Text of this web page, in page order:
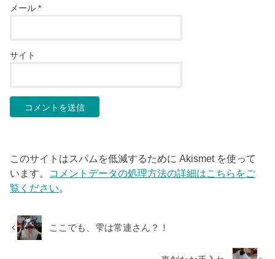
メール*
サイト
このサイトはスパムを低減するために Akismet を使って
います。 コメントデータの処理方法の詳細はこちらをご
覧ください。
ここでも、雫は常連さん？！